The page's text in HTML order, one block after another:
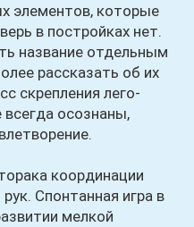
элементов, которые
в постройках нет.
название отдельным
рассказать об их
скрепления лего-
всегда осознаны,
координации
Спонтанная игра в
мелкой